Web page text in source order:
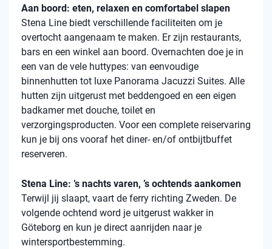
Aan boord: eten, relaxen en comfortabel slapen
Stena Line biedt verschillende faciliteiten om je
overtocht aangenaam te maken. Er zijn restaurants,
bars en een winkel aan boord. Overnachten doe je in
een van de vele huttypes: van eenvoudige
binnenhutten tot luxe Panorama Jacuzzi Suites. Alle
hutten zijn uitgerust met beddengoed en een eigen
badkamer met douche, toilet en
verzorgingsproducten. Voor een complete reiservaring
kun je bij ons vooraf het diner- en/of ontbijtbuffet
reserveren.
Stena Line: ’s nachts varen, ’s ochtends aankomen
Terwijl jij slaapt, vaart de ferry richting Zweden. De
volgende ochtend word je uitgerust wakker in
Göteborg en kun je direct aanrijden naar je
wintersportbestemming.